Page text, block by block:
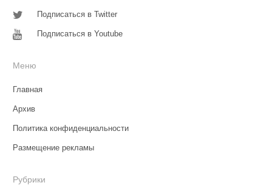
Подписаться в Twitter
Подписаться в Youtube
Меню
Главная
Архив
Политика конфиденциальности
Размещение рекламы
Рубрики